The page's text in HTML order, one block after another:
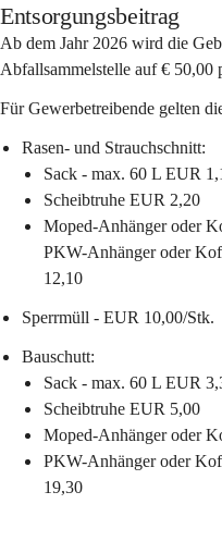
Entsorgungsbeitrag
Ab dem Jahr 2026 wird die
Abfallsammelstelle auf € 50,00
Für Gewerbetreibende gelten
Rasen- und Strauchschnitt:
Sack - max. 60 L EUR
Scheibtruhe EUR 2,20
Moped-Anhänger oder
PKW-Anhänger oder
12,10
Sperrmüll - EUR 10,00/Stk.
Bauschutt:
Sack - max. 60 L EUR
Scheibtruhe EUR 5,00
Moped-Anhänger oder
PKW-Anhänger oder
19,30